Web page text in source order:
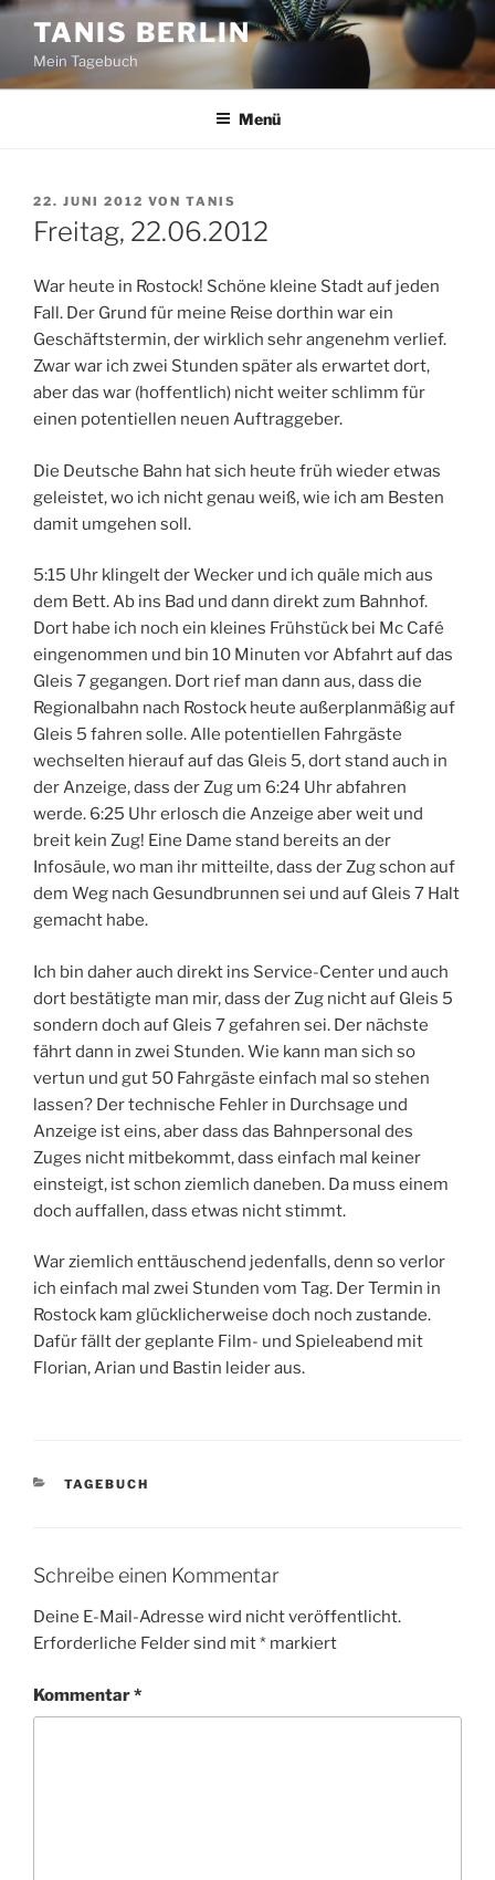
Zum
Inhalt
springen
TANIS BERLIN
Mein Tagebuch
Menü
VERÖFFENTLICHT
AM
22. JUNI 2012 VON TANIS
Freitag, 22.06.2012
War heute in Rostock! Schöne kleine Stadt auf jeden
Fall. Der Grund für meine Reise dorthin war ein
Geschäftstermin, der wirklich sehr angenehm verlief.
Zwar war ich zwei Stunden später als erwartet dort,
aber das war (hoffentlich) nicht weiter schlimm für
einen potentiellen neuen Auftraggeber.
Die Deutsche Bahn hat sich heute früh wieder etwas
geleistet, wo ich nicht genau weiß, wie ich am Besten
damit umgehen soll.
5:15 Uhr klingelt der Wecker und ich quäle mich aus
dem Bett. Ab ins Bad und dann direkt zum Bahnhof.
Dort habe ich noch ein kleines Frühstück bei Mc Café
eingenommen und bin 10 Minuten vor Abfahrt auf das
Gleis 7 gegangen. Dort rief man dann aus, dass die
Regionalbahn nach Rostock heute außerplanmäßig auf
Gleis 5 fahren solle. Alle potentiellen Fahrgäste
wechselten hierauf auf das Gleis 5, dort stand auch in
der Anzeige, dass der Zug um 6:24 Uhr abfahren
werde. 6:25 Uhr erlosch die Anzeige aber weit und
breit kein Zug! Eine Dame stand bereits an der
Infosäule, wo man ihr mitteilte, dass der Zug schon auf
dem Weg nach Gesundbrunnen sei und auf Gleis 7 Halt
gemacht habe.
Ich bin daher auch direkt ins Service-Center und auch
dort bestätigte man mir, dass der Zug nicht auf Gleis 5
sondern doch auf Gleis 7 gefahren sei. Der nächste
fährt dann in zwei Stunden. Wie kann man sich so
vertun und gut 50 Fahrgäste einfach mal so stehen
lassen? Der technische Fehler in Durchsage und
Anzeige ist eins, aber dass das Bahnpersonal des
Zuges nicht mitbekommt, dass einfach mal keiner
einsteigt, ist schon ziemlich daneben. Da muss einem
doch auffallen, dass etwas nicht stimmt.
War ziemlich enttäuschend jedenfalls, denn so verlor
ich einfach mal zwei Stunden vom Tag. Der Termin in
Rostock kam glücklicherweise doch noch zustande.
Dafür fällt der geplante Film- und Spieleabend mit
Florian, Arian und Bastin leider aus.
KATEGORIEN
TAGEBUCH
Schreibe einen Kommentar
Deine E-Mail-Adresse wird nicht veröffentlicht.
Erforderliche Felder sind mit* markiert
Kommentar*